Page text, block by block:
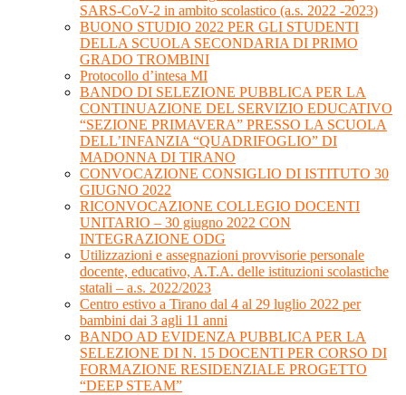
SARS-CoV-2 in ambito scolastico (a.s. 2022 -2023)
BUONO STUDIO 2022 PER GLI STUDENTI
DELLA SCUOLA SECONDARIA DI PRIMO
GRADO TROMBINI
Protocollo d’intesa MI
BANDO DI SELEZIONE PUBBLICA PER LA
CONTINUAZIONE DEL SERVIZIO EDUCATIVO
“SEZIONE PRIMAVERA” PRESSO LA SCUOLA
DELL’INFANZIA “QUADRIFOGLIO” DI
MADONNA DI TIRANO
CONVOCAZIONE CONSIGLIO DI ISTITUTO 30
GIUGNO 2022
RICONVOCAZIONE COLLEGIO DOCENTI
UNITARIO – 30 giugno 2022 CON
INTEGRAZIONE ODG
Utilizzazioni e assegnazioni provvisorie personale
docente, educativo, A.T.A. delle istituzioni scolastiche
statali – a.s. 2022/2023
Centro estivo a Tirano dal 4 al 29 luglio 2022 per
bambini dai 3 agli 11 anni
BANDO AD EVIDENZA PUBBLICA PER LA
SELEZIONE DI N. 15 DOCENTI PER CORSO DI
FORMAZIONE RESIDENZIALE PROGETTO
“DEEP STEAM”